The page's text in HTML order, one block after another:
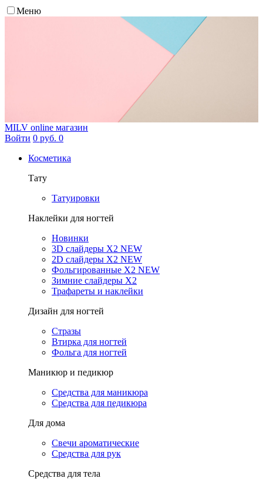
Меню
MILV online магазин
Войти 0 руб. 0
Косметика
Тату
Татуировки
Наклейки для ногтей
Новинки
3D слайдеры X2 NEW
2D слайдеры X2 NEW
Фольгированные X2 NEW
Зимние слайдеры Х2
Трафареты и наклейки
Дизайн для ногтей
Стразы
Втирка для ногтей
Фольга для ногтей
Маникюр и педикюр
Средства для маникюра
Средства для педикюра
Для дома
Свечи ароматические
Средства для рук
Средства для тела